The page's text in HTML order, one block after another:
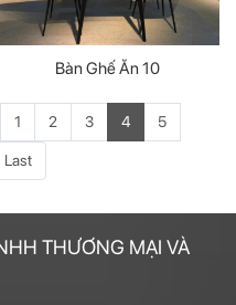
Bàn Ghế Ăn 10
1 2 3 4 5
Last
THƯƠNG MẠI VÀ